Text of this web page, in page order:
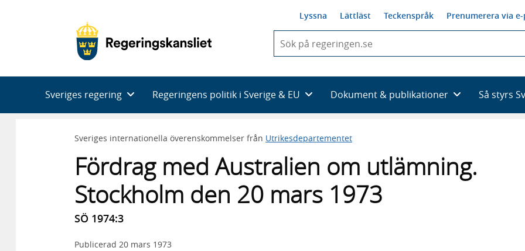
Lyssna Lättläst Teckenspråk Prenumerera via
du
skriva
framträder
en
med
Sveriges regering Regeringens politik i Sverige & EU Dokument & publikationer Så styrs
Sveriges internationella överenskommelser från Utrikesdepartementet
Fördrag med Australien om utlämning.
Stockholm den 20 mars 1973
SÖ 1974:3
Publicerad 20 mars 1973